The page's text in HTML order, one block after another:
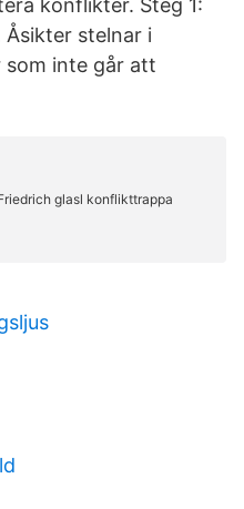
konflikter. Steg 1:
stelnar i
inte går att